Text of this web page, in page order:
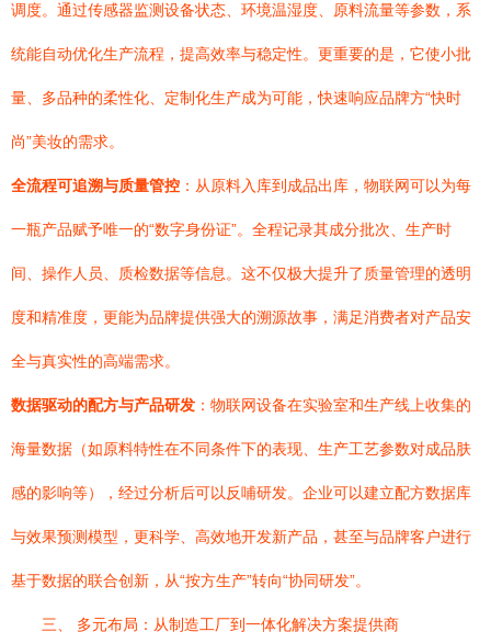
调度。通过传感器监测设备状态、环境温湿度、原料流量等参数，系
统能自动优化生产流程，提高效率与稳定性。更重要的是，它使小批
量、多品种的柔性化、定制化生产成为可能，快速响应品牌方“快时
尚”美妆的需求。
全流程可追溯与质量管控 ：从原料入库到成品出库，物联网可以为每
一瓶产品赋予唯一的“数字身份证”。全程记录其成分批次、生产时
间、操作人员、质检数据等信息。这不仅极大提升了质量管理的透明
度和精准度，更能为品牌提供强大的溯源故事，满足消费者对产品安
全与真实性的高端需求。
数据驱动的配方与产品研发 ：物联网设备在实验室和生产线上收集的
海量数据（如原料特性在不同条件下的表现、生产工艺参数对成品肤
感的影响等），经过分析后可以反哺研发。企业可以建立配方数据库
与效果预测模型，更科学、高效地开发新产品，甚至与品牌客户进行
基于数据的联合创新，从“按方生产”转向“协同研发”。
三、 多元布局：从制造工厂到一体化解决方案提供商